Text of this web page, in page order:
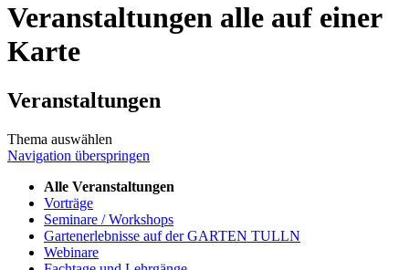
Veranstaltungen alle auf einer
Karte
Veranstaltungen
Thema auswählen
Navigation überspringen
Alle Veranstaltungen
Vorträge
Seminare / Workshops
Gartenerlebnisse auf der GARTEN TULLN
Webinare